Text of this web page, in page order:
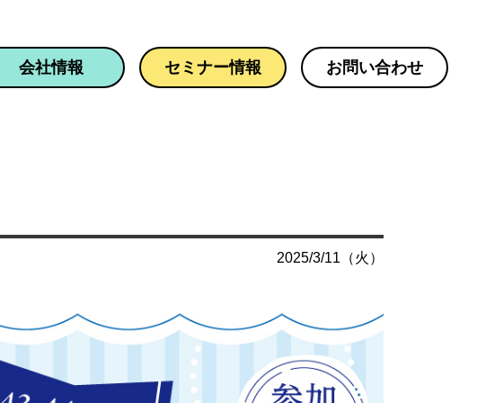
会社情報 セミナー情報 お問い合わせ
2025/3/11（火）